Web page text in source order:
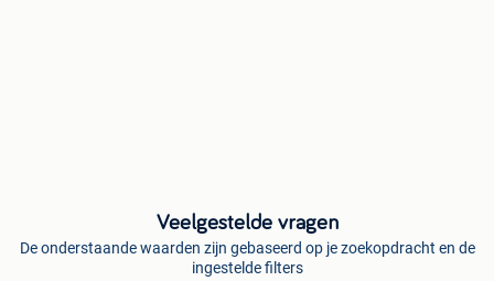
Veelgestelde vragen
De onderstaande waarden zijn gebaseerd op je zoekopdracht en de
ingestelde filters